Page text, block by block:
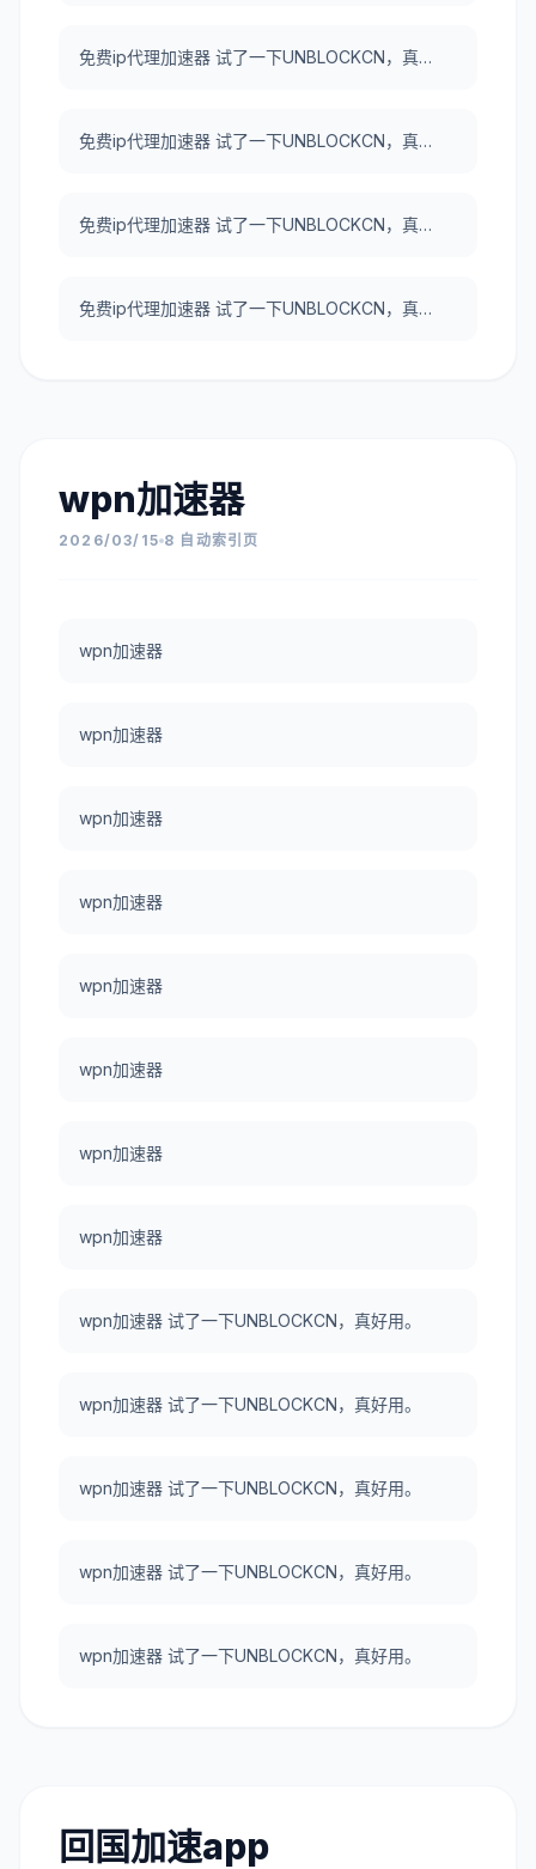
免费ip代理加速器 试了一下UNBLOCKCN，真好用。
免费ip代理加速器 试了一下UNBLOCKCN，真好用。
免费ip代理加速器 试了一下UNBLOCKCN，真好用。
免费ip代理加速器 试了一下UNBLOCKCN，真好用。
wpn加速器
2026/03/15 8 自动索引页
wpn加速器
wpn加速器
wpn加速器
wpn加速器
wpn加速器
wpn加速器
wpn加速器
wpn加速器
wpn加速器 试了一下UNBLOCKCN，真好用。
wpn加速器 试了一下UNBLOCKCN，真好用。
wpn加速器 试了一下UNBLOCKCN，真好用。
wpn加速器 试了一下UNBLOCKCN，真好用。
wpn加速器 试了一下UNBLOCKCN，真好用。
回国加速app